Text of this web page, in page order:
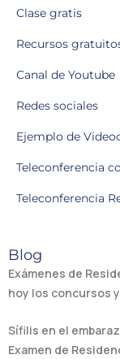
Clase gratis
Recursos
Canal de Youtube
Redes sociales
Ejemplo de
Teleconferencia
Teleconferencia
Blog
Exámenes de
hoy los concursos
Sífilis en el
Examen de